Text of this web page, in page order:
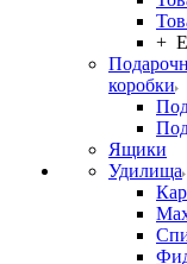
+
коробки
Ящики
Удилища